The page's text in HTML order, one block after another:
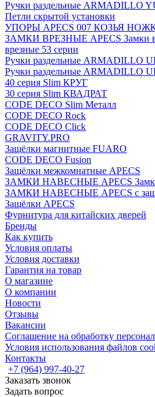
Ручки раздельные ARMADILLO
Петли скрытой установки
УПОРЫ APECS 007 КОЗЬЯ
ЗАМКИ ВРЕЗНЫЕ APECS Замки
врезные 53 серии
Ручки раздельные ARMADILLO
Ручки раздельные ARMADILLO
40 серия Slim КРУГ
30 серия Slim КВАДРАТ
CODE DECO Slim Металл
CODE DECO Rock
CODE DECO Click
GRAVITY.PRO
Защёлки магнитные FUARO
CODE DECO Fusion
Защёлки межкомнатные APECS
ЗАМКИ НАВЕСНЫЕ APECS Замки
ЗАМКИ НАВЕСНЫЕ APECS с
Защёлки APECS
Фурнитура для китайских дверей
Бренды
Как купить
Условия оплаты
Условия доставки
Гарантия на товар
О магазине
О компании
Новости
Отзывы
Вакансии
Соглашение на обработку
Условия использования файлов
Контакты
+7 (964) 997-40-27
Заказать звонок
Задать вопрос